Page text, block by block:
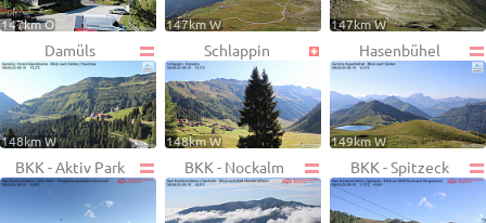
147km O 147km W 147km W
Damüls
148km W
Schlappin
148km W
Hasenbühel
149km W
BKK - Aktiv Park BKK - Nockalm BKK - Spitzeck